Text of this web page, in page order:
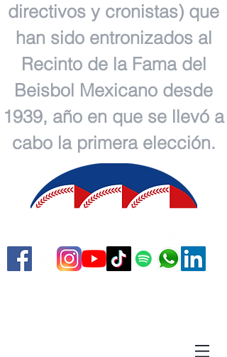
directivos y cronistas) que
han sido entronizados al
Recinto de la Fama del
Beisbol Mexicano desde
1939, año en que se llevó a
cabo la primera elección.